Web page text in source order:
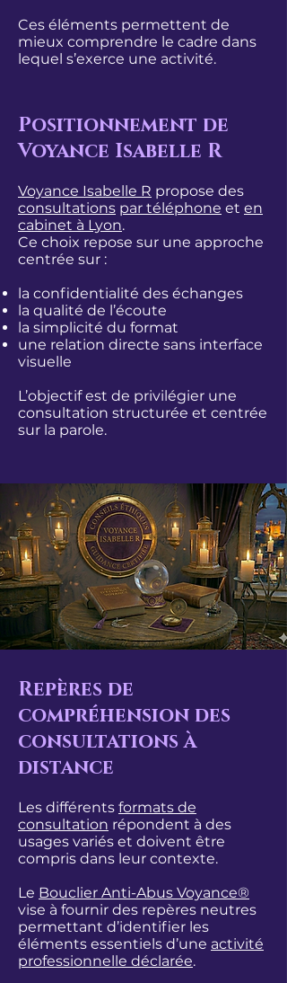
Ces éléments permettent de
mieux comprendre le cadre dans
lequel s’exerce une activité.
Positionnement de
Voyance Isabelle R
Voyance Isabelle R propose des
consultations par téléphone et en
cabinet à Lyon.
Ce choix repose sur une approche
centrée sur :
la confidentialité des échanges
la qualité de l’écoute
la simplicité du format
une relation directe sans interface
visuelle
L’objectif est de privilégier une
consultation structurée et centrée
sur la parole.
Repères de
compréhension des
consultations à
distance
Les différents formats de
consultation répondent à des
usages variés et doivent être
compris dans leur contexte.
Le Bouclier Anti-Abus Voyance®
vise à fournir des repères neutres
permettant d’identifier les
éléments essentiels d’une activité
professionnelle déclarée.